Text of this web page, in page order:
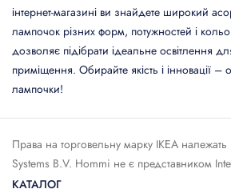
інтернет-магазині ви знайдете широкий
лампочок різних форм, потужностей і
дозволяє підібрати ідеальне освітлення
приміщення. Обирайте якість і інновації –
лампочки!
Права на торговельну марку IКЕА належать
Systems B.V. Hommi не є представником
КАТАЛОГ